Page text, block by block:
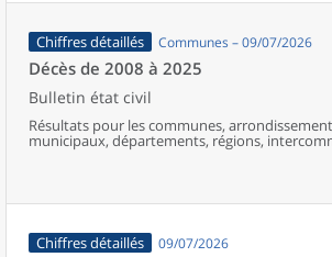
Chiffres détaillés Communes – 09/07/2026
Décès de 2008 à 2025
Bulletin état civil
Résultats pour les communes,
municipaux, départements, régions,
d’emploi, bassins de vie, unités urbaines et
Chiffres détaillés 09/07/2026